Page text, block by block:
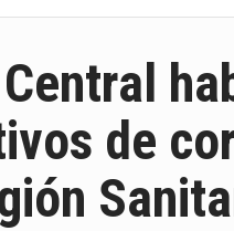
Central
de